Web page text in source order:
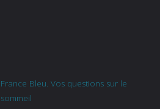
France Bleu. Vos questions sur le
sommeil